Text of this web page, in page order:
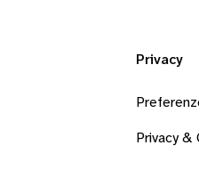
Privacy
Privacy &